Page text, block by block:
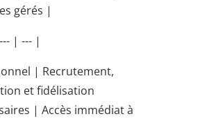
gérés |
| --- |
| Recrutement,
et fidélisation
| Accès immédiat à